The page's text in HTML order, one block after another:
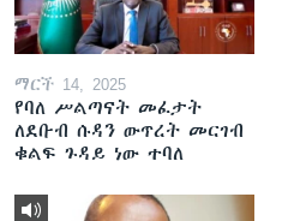
ማርች 14, 2025
የባለ ሥልጣናት መፈታት
ለደቡብ ሱዳን ውጥረት መርገብ
ቁልፍ ጉዳይ ነው ተባለ